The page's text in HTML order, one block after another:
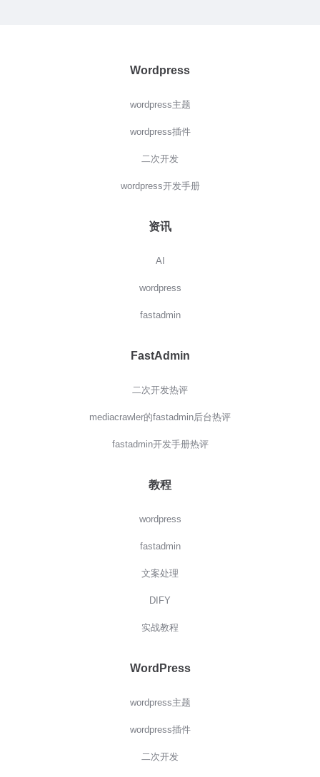
Wordpress
wordpress主题
wordpress插件
二次开发
wordpress开发手册
资讯
AI
wordpress
fastadmin
FastAdmin
二次开发热评
mediacrawler的fastadmin后台热评
fastadmin开发手册热评
教程
wordpress
fastadmin
文案处理
DIFY
实战教程
WordPress
wordpress主题
wordpress插件
二次开发